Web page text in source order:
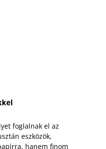
foglalnak el az
eszközök,
hanem finom